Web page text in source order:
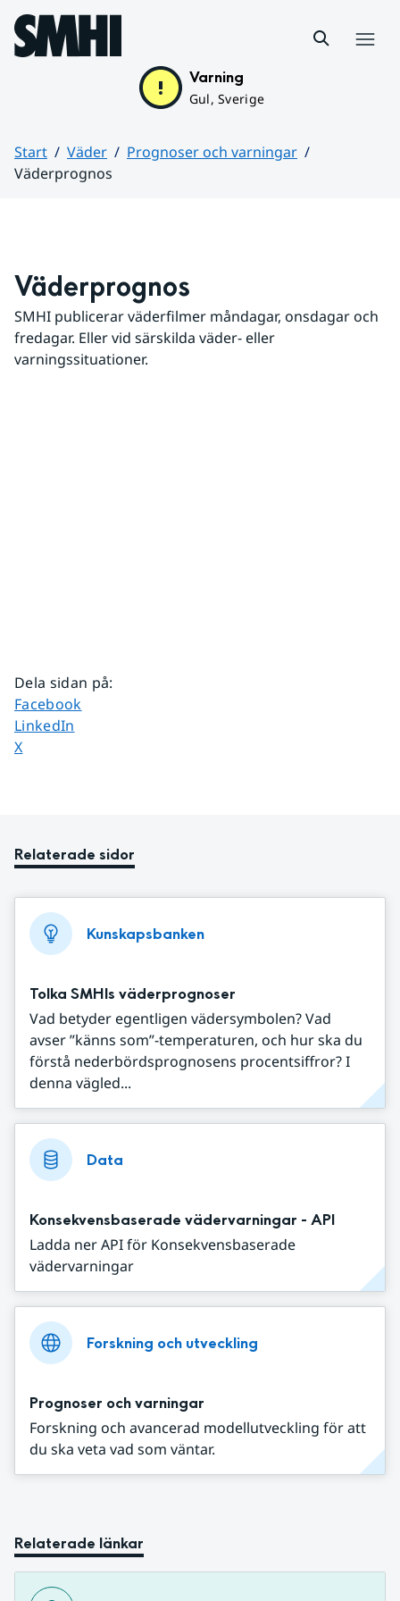
Hoppa till sidans innehåll
Varning
Gul, Sverige
Start Väder
Prognoser och varningar
Väderprognos
Väderprognos
SMHI publicerar väderfilmer måndagar, onsdagar och
fredagar. Eller vid särskilda väder- eller
varningssituationer.
Dela sidan på:
Dela sidan på
Facebook
Dela sidan på
LinkedIn
Dela sidan på
X
Relaterade sidor
Kunskapsbanken
Tolka SMHIs väderprognoser
Vad betyder egentligen vädersymbolen? Vad
avser ”känns som”-temperaturen, och hur ska du
förstå nederbördsprognosens procentsiffror? I
denna vägled...
Data
Konsekvensbaserade vädervarningar - API
Ladda ner API för Konsekvensbaserade
vädervarningar
Forskning och utveckling
Prognoser och varningar
Forskning och avancerad modellutveckling för att
du ska veta vad som väntar.
Relaterade länkar